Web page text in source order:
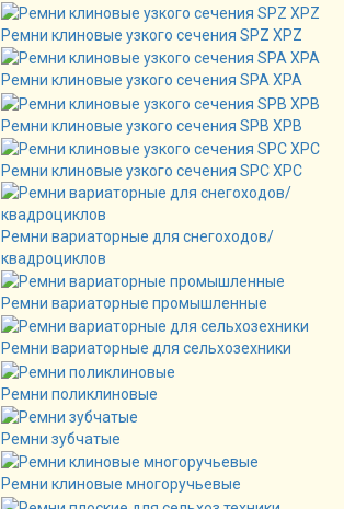
Ремни клиновые узкого сечения SPZ XPZ
Ремни клиновые узкого сечения SPA XPA
Ремни клиновые узкого сечения SPB XPB
Ремни клиновые узкого сечения SPC XPC
Ремни вариаторные для снегоходов/
квадроциклов
Ремни вариаторные промышленные
Ремни вариаторные для сельхозехники
Ремни поликлиновые
Ремни зубчатые
Ремни клиновые многоручьевые